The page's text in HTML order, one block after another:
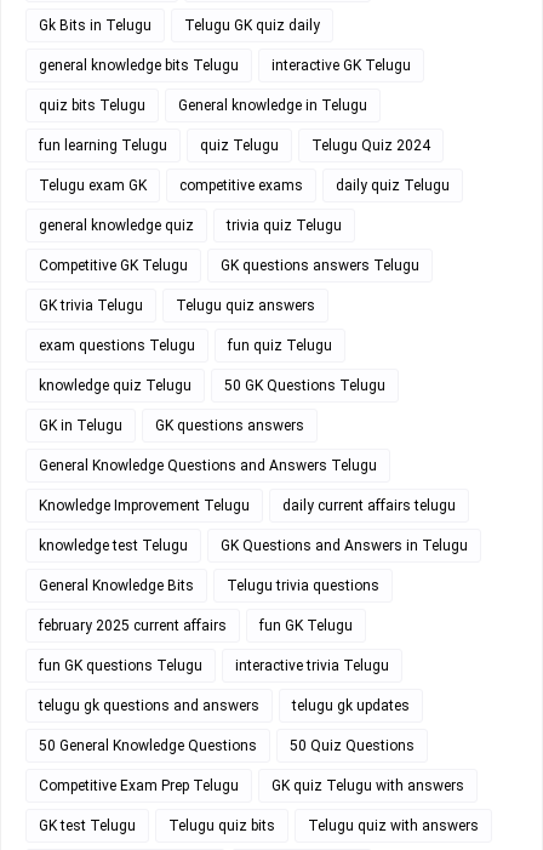
Gk Bits in Telugu Telugu GK quiz daily
general knowledge bits Telugu interactive GK Telugu
quiz bits Telugu General knowledge in Telugu
fun learning Telugu quiz Telugu Telugu Quiz 2024
Telugu exam GK competitive exams daily quiz Telugu
general knowledge quiz trivia quiz Telugu
Competitive GK Telugu GK questions answers Telugu
GK trivia Telugu Telugu quiz answers
exam questions Telugu fun quiz Telugu
knowledge quiz Telugu 50 GK Questions Telugu
GK in Telugu GK questions answers
General Knowledge Questions and Answers Telugu
Knowledge Improvement Telugu daily current affairs telugu
knowledge test Telugu GK Questions and Answers in Telugu
General Knowledge Bits Telugu trivia questions
february 2025 current affairs fun GK Telugu
fun GK questions Telugu interactive trivia Telugu
telugu gk questions and answers telugu gk updates
50 General Knowledge Questions 50 Quiz Questions
Competitive Exam Prep Telugu GK quiz Telugu with answers
GK test Telugu Telugu quiz bits Telugu quiz with answers